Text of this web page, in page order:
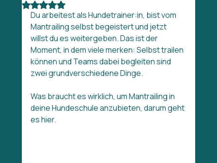
Mit NaN von 5 Sternen bewertet.
Du arbeitest als Hundetrainer:in, bist vom
Mantrailing selbst begeistert und jetzt
willst du es weitergeben. Das ist der
Moment, in dem viele merken: Selbst trailen
können und Teams dabei begleiten sind
zwei grundverschiedene Dinge.
Was braucht es wirklich, um Mantrailing in
deine Hundeschule anzubieten, darum geht
es hier.